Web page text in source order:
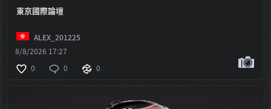
東京國際論壇
ALEX_201225
8/8/2026 17:27
0
0 0